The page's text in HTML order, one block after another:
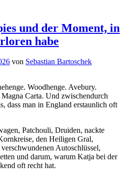
und der Moment, in
habe
von Sebastian Bartoschek
Woodhenge. Avebury.
Carta. Und zwischendurch
dass man in England erstaunlich oft
Patchouli, Druiden, nackte
den Heiligen Gral,
Autoschlüssel,
und darum, warum Katja bei der
oft recht hat.